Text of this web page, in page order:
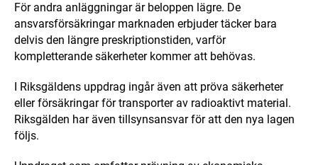
För andra anläggningar är beloppen lägre. De
ansvarsförsäkringar marknaden erbjuder täcker bara
delvis den längre preskriptionstiden, varför
kompletterande säkerheter kommer att behövas.
I Riksgäldens uppdrag ingår även att pröva säkerheter
eller försäkringar för transporter av radioaktivt material.
Riksgälden har även tillsynsansvar för att den nya lagen
följs.